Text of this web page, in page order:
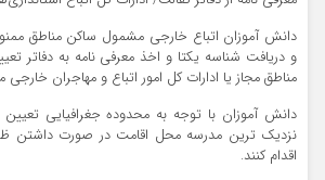
دانش آموزان اتباع خارجی مشمول ساکن مناطق
و دریافت شناسه یکتا و اخذ معرفی نامه به دفاتر
مناطق مجاز یا ادارات کل امور اتباع و مهاجران خارجی
دانش آموزان با توجه به محدوده جغرافیایی
نزدیک ترین مدرسه محل اقامت در صورت داشتن
اقدام کنند.